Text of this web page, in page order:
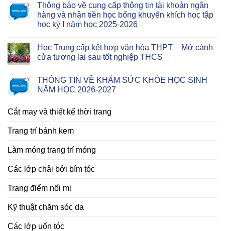
Thông báo về cung cấp thông tin tài khoản ngân
hàng và nhận tiền học bổng khuyến khích học tập
học kỳ I năm học 2025-2026
Học Trung cấp kết hợp văn hóa THPT – Mở cánh
cửa tương lai sau tốt nghiệp THCS
THÔNG TIN VỀ KHÁM SỨC KHỎE HỌC SINH
NĂM HỌC 2026-2027
Cắt may và thiết kế thời trang
Trang trí bánh kem
Làm móng trang trí móng
Các lớp chải bới bím tóc
Trang điểm nối mi
Kỹ thuật chăm sóc da
Các lớp uốn tóc